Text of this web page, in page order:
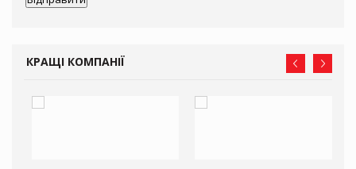
КРАЩІ КОМПАНІЇ